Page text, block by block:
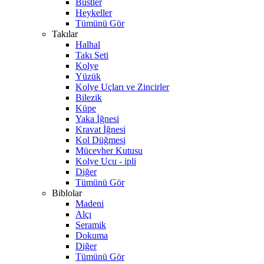
Büstler
Heykeller
Tümünü Gör
Takılar
Halhal
Takı Seti
Kolye
Yüzük
Kolye Uçları ve Zincirler
Bilezik
Küpe
Yaka İğnesi
Kravat İğnesi
Kol Düğmesi
Mücevher Kutusu
Kolye Ucu - ipli
Diğer
Tümünü Gör
Biblolar
Madeni
Alçı
Seramik
Dokuma
Diğer
Tümünü Gör